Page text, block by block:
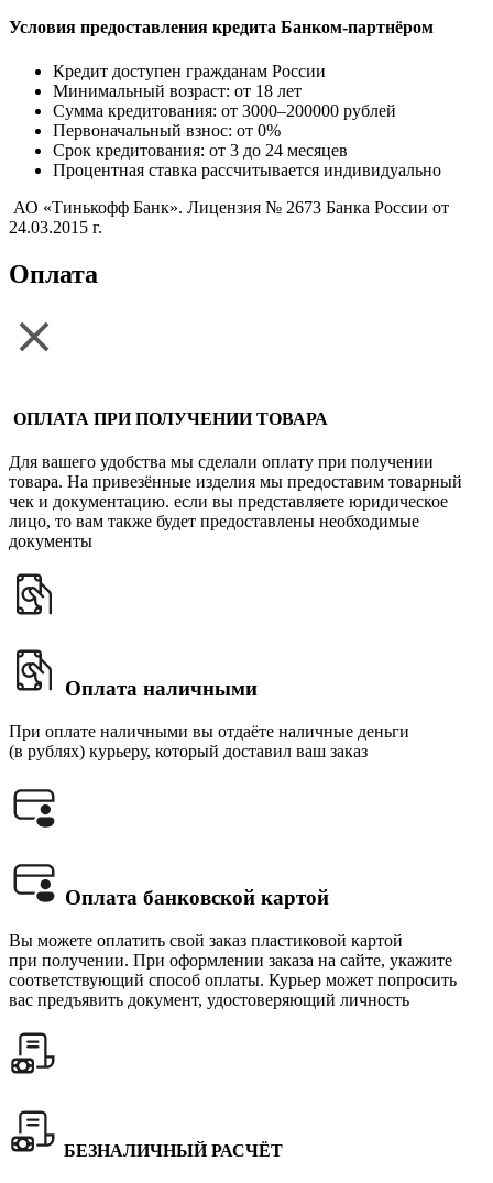
Условия предоставления кредита Банком-партнёром
Кредит доступен гражданам России
Минимальный возраст: от 18 лет
Сумма кредитования: от 3000–200000 рублей
Первоначальный взнос: от 0%
Срок кредитования: от 3 до 24 месяцев
Процентная ставка рассчитывается индивидуально
АО «Тинькофф Банк». Лицензия № 2673 Банка России от
24.03.2015 г.
Оплата
ОПЛАТА ПРИ ПОЛУЧЕНИИ ТОВАРА
Для вашего удобства мы сделали оплату при получении
товара. На привезённые изделия мы предоставим товарный
чек и документацию. если вы представляете юридическое
лицо, то вам также будет предоставлены необходимые
документы
Оплата наличными
При оплате наличными вы отдаёте наличные деньги
(в рублях) курьеру, который доставил ваш заказ
Оплата банковской картой
Вы можете оплатить свой заказ пластиковой картой
при получении. При оформлении заказа на сайте, укажите
соответствующий способ оплаты. Курьер может попросить
вас предъявить документ, удостоверяющий личность
БЕЗНАЛИЧНЫЙ РАСЧЁТ